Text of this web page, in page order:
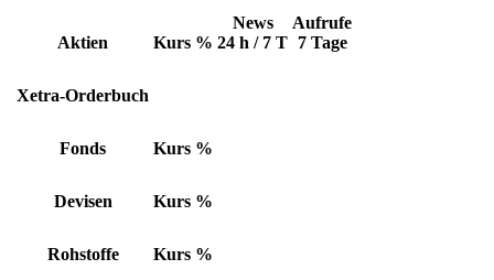
Aktien Kurs %
News
24 h / 7 T
Aufrufe
7 Tage
Xetra-Orderbuch
Fonds Kurs %
Devisen Kurs %
Rohstoffe Kurs %